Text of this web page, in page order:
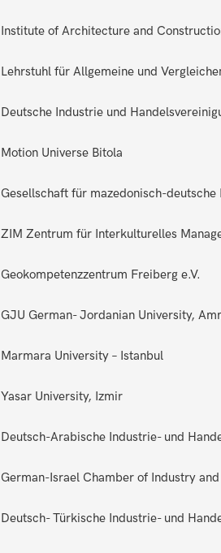
Institute of Architecture and
Lehrstuhl für Allgemeine und
Deutsche Industrie und
Motion Universe Bitola
Gesellschaft für mazedonisch-
ZIM Zentrum für Interkulturelles
Geokompetenzzentrum Freiberg e.V.
GJU German- Jordanian University,
Marmara University – Istanbul
Yasar University, Izmir
Deutsch-Arabische Industrie- und
German-Israel Chamber of Industry
Deutsch- Türkische Industrie- und